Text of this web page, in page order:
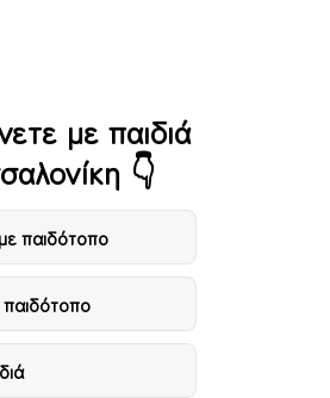
με παιδιά
👇
παιδότοπο
παιδότοπο